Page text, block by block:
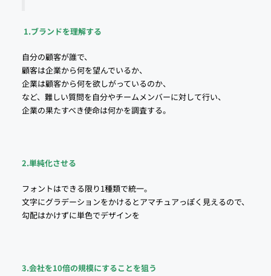
1.ブランドを理解する
自分の顧客が誰で、
顧客は企業から何を望んでいるか、
企業は顧客から何を欲しがっているのか、
など、難しい質問を自分やチームメンバーに対して行い、
企業の果たすべき使命は何かを調査する。
2.単純化させる
フォントはできる限り1種類で統一。
文字にグラデーションをかけるとアマチュアっぽく見えるので、
勾配はかけずに単色でデザインを
3.会社を10倍の規模にすることを狙う